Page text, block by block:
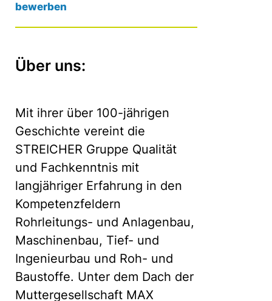
bewerben
Über uns:
Mit ihrer über 100-jährigen
Geschichte vereint die
STREICHER Gruppe Qualität
und Fachkenntnis mit
langjähriger Erfahrung in den
Kompetenzfeldern
Rohrleitungs- und Anlagenbau,
Maschinenbau, Tief- und
Ingenieurbau und Roh- und
Baustoffe. Unter dem Dach der
Muttergesellschaft MAX